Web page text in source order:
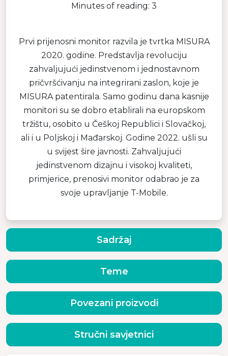
Minutes of reading: 3
Prvi prijenosni monitor razvila je tvrtka MISURA
2020. godine. Predstavlja revoluciju
zahvaljujući jedinstvenom i jednostavnom
pričvršćivanju na integrirani zaslon, koje je
MISURA patentirala. Samo godinu dana kasnije
monitori su se dobro etablirali na europskom
tržištu, osobito u Češkoj Republici i Slovačkoj,
ali i u Poljskoj i Mađarskoj. Godine 2022. ušli su
u svijest šire javnosti. Zahvaljujući
jedinstvenom dizajnu i visokoj kvaliteti,
primjerice, prenosivi monitor odabrao je za
svoje upravljanje T-Mobile.
Sadržaj
Teme
Povezani proizvodi
Stručni savjetnici